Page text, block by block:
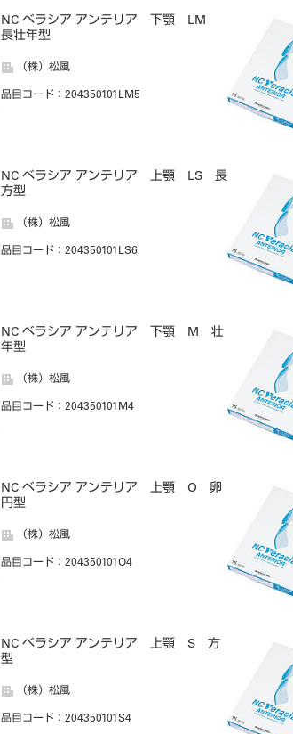
NC ベラシア アンテリア 下顎 LM
長壮年型
（株）松風
品目コード ：204350101LM5
NC ベラシア アンテリア 上顎 LS 長
方型
（株）松風
品目コード ：204350101LS6
NC ベラシア アンテリア 下顎 M 壮
年型
（株）松風
品目コード ：204350101M4
NC ベラシア アンテリア 上顎 O 卵
円型
（株）松風
品目コード ：204350101O4
NC ベラシア アンテリア 上顎 S 方
型
（株）松風
品目コード ：204350101S4